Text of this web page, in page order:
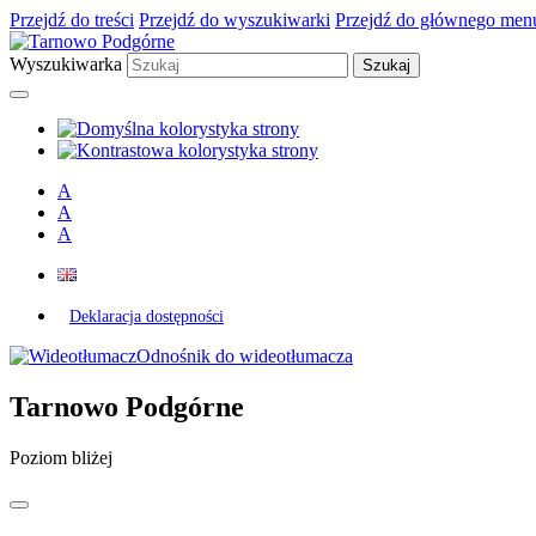
Przejdź do treści Przejdź do wyszukiwarki Przejdź do głównego
Wyszukiwarka
A
A
A
Deklaracja dostępności
Odnośnik do wideotłumacza
Tarnowo Podgórne
Poziom bliżej